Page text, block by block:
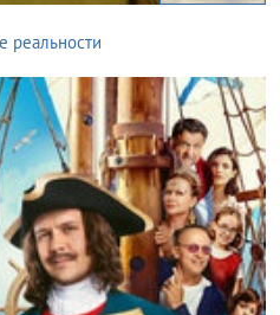
реальности